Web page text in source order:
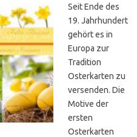
Seit Ende des
19. Jahrhundert
gehört es in
Europa zur
Tradition
Osterkarten zu
versenden. Die
Motive der
ersten
Osterkarten